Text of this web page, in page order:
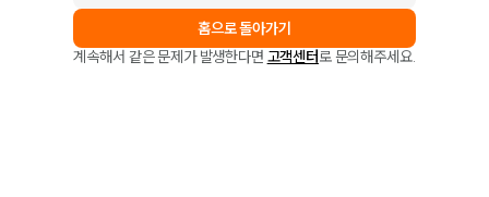
홈으로 돌아가기
계속해서 같은 문제가 발생한다면 고객센터로 문의해주세요.